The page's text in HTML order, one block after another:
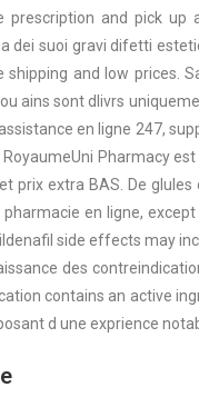
prescription and pick
dei suoi gravi difetti
and low prices.
ains sont dlivrs
en ligne 247,
Pharmacy
prix extra BAS. De
en ligne,
side effects may
des
contains an active
d une exprience